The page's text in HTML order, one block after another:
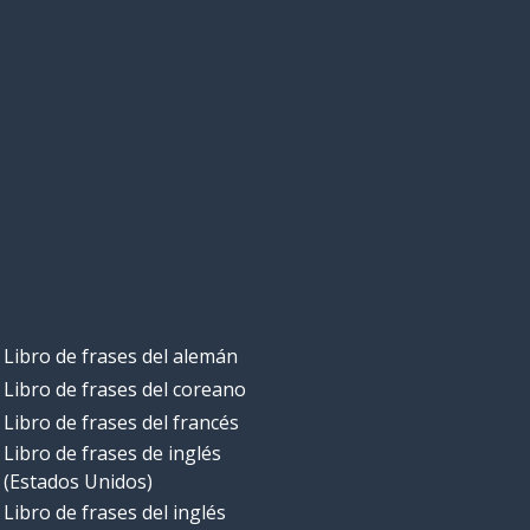
Libro de frases del alemán
Libro de frases del coreano
Libro de frases del francés
Libro de frases de inglés
(Estados Unidos)
Libro de frases del inglés